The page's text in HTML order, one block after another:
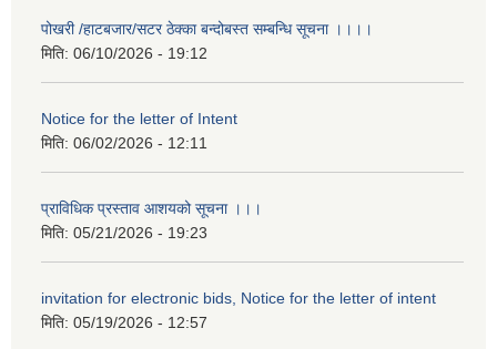
पोखरी /हाटबजार/सटर ठेक्का बन्दोबस्त सम्बन्धि सूचना ।।।।
मिति: 06/10/2026 - 19:12
Notice for the letter of Intent
मिति: 06/02/2026 - 12:11
प्राविधिक प्रस्ताव आशयको सूचना ।।।
मिति: 05/21/2026 - 19:23
invitation for electronic bids, Notice for the letter of intent
मिति: 05/19/2026 - 12:57